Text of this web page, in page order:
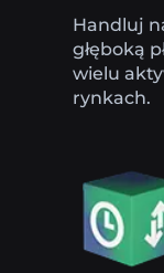
Handluj
głęboką
wielu
rynkach.